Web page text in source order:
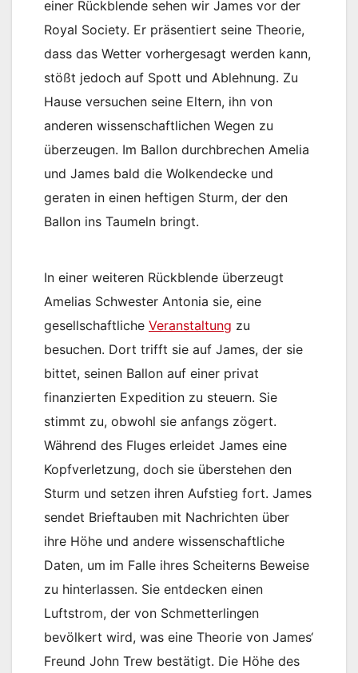
einer Rückblende sehen wir James vor der
Royal Society. Er präsentiert seine Theorie,
dass das Wetter vorhergesagt werden kann,
stößt jedoch auf Spott und Ablehnung. Zu
Hause versuchen seine Eltern, ihn von
anderen wissenschaftlichen Wegen zu
überzeugen. Im Ballon durchbrechen Amelia
und James bald die Wolkendecke und
geraten in einen heftigen Sturm, der den
Ballon ins Taumeln bringt.
In einer weiteren Rückblende überzeugt
Amelias Schwester Antonia sie, eine
gesellschaftliche Veranstaltung zu
besuchen. Dort trifft sie auf James, der sie
bittet, seinen Ballon auf einer privat
finanzierten Expedition zu steuern. Sie
stimmt zu, obwohl sie anfangs zögert.
Während des Fluges erleidet James eine
Kopfverletzung, doch sie überstehen den
Sturm und setzen ihren Aufstieg fort. James
sendet Brieftauben mit Nachrichten über
ihre Höhe und andere wissenschaftliche
Daten, um im Falle ihres Scheiterns Beweise
zu hinterlassen. Sie entdecken einen
Luftstrom, der von Schmetterlingen
bevölkert wird, was eine Theorie von James‘
Freund John Trew bestätigt. Die Höhe des